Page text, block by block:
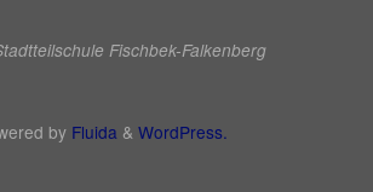
Fischbek-Falkenberg
by Fluida & WordPress.